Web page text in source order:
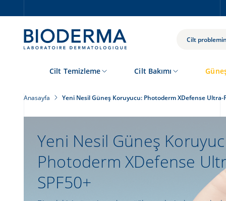
Cilt Temizleme Cilt Bakımı
Anasayfa Yeni Nesil Güneş Koruyucu: Photoderm XDefense Ultra-
Yeni Nesil Güneş
Photoderm XDefense
SPF50+